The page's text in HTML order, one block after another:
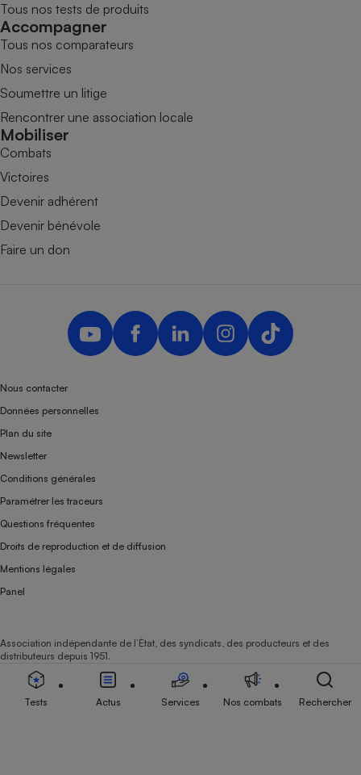
Tous nos tests de produits
Accompagner
Tous nos comparateurs
Nos services
Soumettre un litige
Rencontrer une association locale
Mobiliser
Combats
Victoires
Devenir adhérent
Devenir bénévole
Faire un don
Nous contacter
Données personnelles
Plan du site
Newsletter
Conditions générales
Paramétrer les traceurs
Questions fréquentes
Droits de reproduction et de diffusion
Mentions légales
Panel
Association indépendante de l’État, des syndicats, des producteurs et des
distributeurs depuis 1951.
Tests Actus Services Nos combats Rechercher